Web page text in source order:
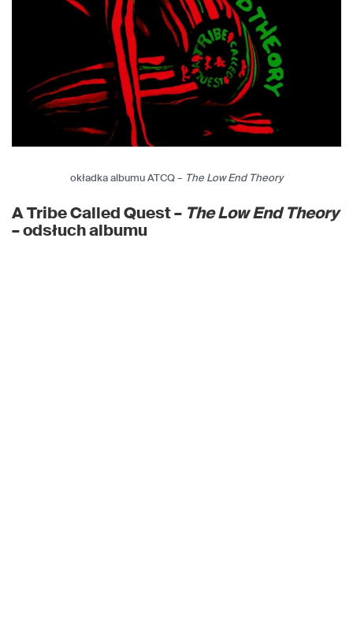
okładka albumu ATCQ – The Low End Theory
A Tribe Called Quest – The Low End Theory
– odsłuch albumu